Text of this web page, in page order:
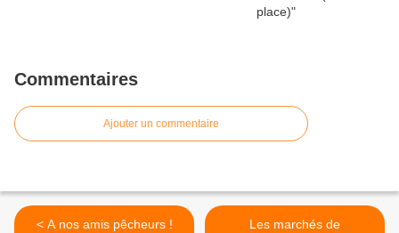
Commentaires
Ajouter un commentaire
< A nos amis pêcheurs !
Les marchés de